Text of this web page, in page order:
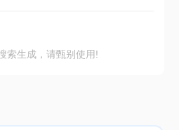
索生成，请甄别使用!